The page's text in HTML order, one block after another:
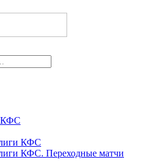
КФС
КФС
КФС. Переходные матчи